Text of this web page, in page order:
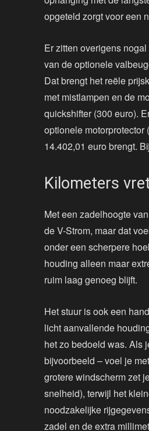
opgeteld zorgt voor een
Er zitten overigens
van de optionele
Dat brengt het reële
met mistlampen en de
quickshifter (300 euro).
optionele motorprotector
14.402,01 euro brengt.
Kilometers
Met een zadelhoogte
de V-Strom, maar dat
onder een scherpere
houding alleen maar
ruim laag genoeg blijft.
Het stuur is ook een
licht aanvallende
het zo bedoeld was. Als
bijvoorbeeld – voel je
grotere windscherm zet
snelheid), terwijl het
noodzakelijke
zadel en de extra